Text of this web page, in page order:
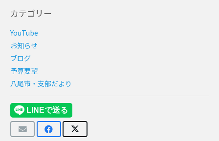
カテゴリー
YouTube
お知らせ
ブログ
予算要望
八尾市・支部だより